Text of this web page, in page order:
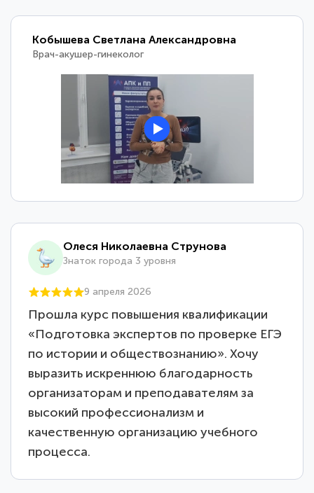
Кобышева Светлана Александровна
Врач-акушер-гинеколог
Олеся Николаевна Струнова
Знаток города 3 уровня
9 апреля 2026
Прошла курс повышения квалификации
«Подготовка экспертов по проверке ЕГЭ
по истории и обществознанию». Хочу
выразить искреннюю благодарность
организаторам и преподавателям за
высокий профессионализм и
качественную организацию учебного
процесса.